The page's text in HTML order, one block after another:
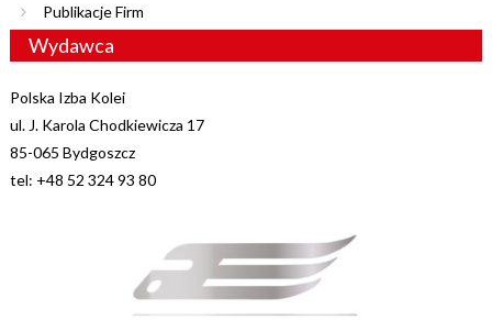
Publikacje Firm
Wydawca
Polska Izba Kolei
ul. J. Karola Chodkiewicza 17
85-065 Bydgoszcz
tel: +48 52 324 93 80